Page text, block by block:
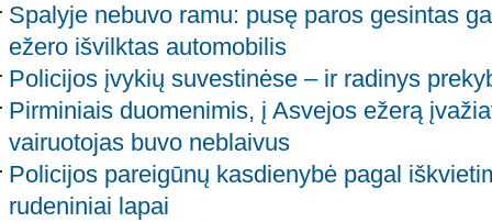
Spalyje nebuvo ramu: pusę paros gesintas
ežero išvilktas automobilis
Policijos įvykių suvestinėse – ir radinys
Pirminiais duomenimis, į Asvejos ežerą
vairuotojas buvo neblaivus
Policijos pareigūnų kasdienybė pagal
rudeniniai lapai